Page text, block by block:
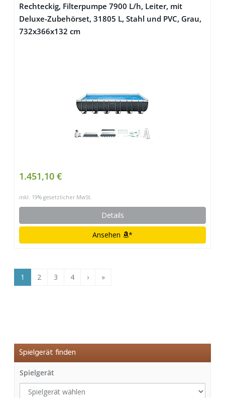
Rechteckig, Filterpumpe 7900 L/h, Leiter, mit
Deluxe-Zubehörset, 31805 L, Stahl und PVC, Grau,
732x366x132 cm
1.451,10 €
inkl. 19% gesetzlicher MwSt.
Details
Ansehen *
1 2 3 4 › »
Spielgerät finden
Spielgerät